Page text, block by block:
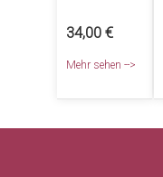
34,00 €
Mehr sehen -->